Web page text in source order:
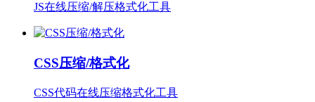
JS在线压缩/解压格式化工具
CSS压缩/格式化
CSS代码在线压缩格式化工具